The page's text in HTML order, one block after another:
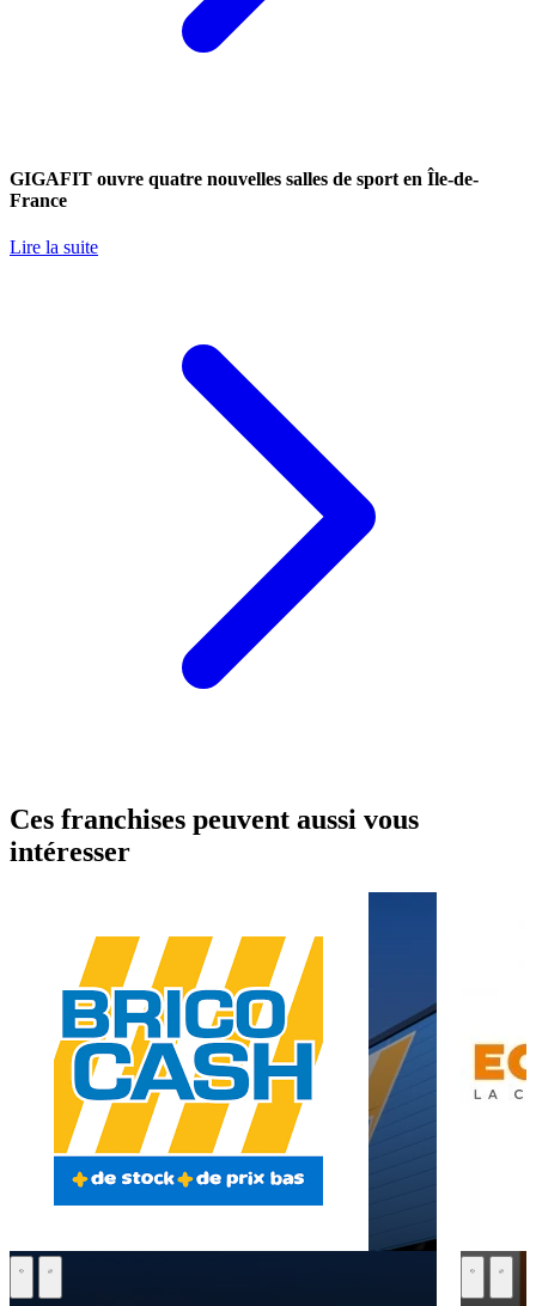
GIGAFIT ouvre quatre nouvelles salles de sport en Île-de-
France
Lire la suite
Ces franchises peuvent aussi vous
intéresser